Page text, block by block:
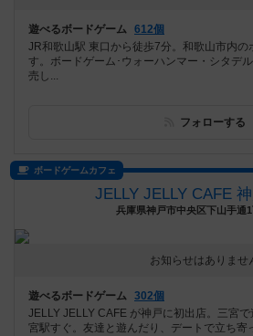
遊べるボードゲーム 612個
JR和歌山駅 東口から徒歩7分。和歌山市内の
す。ボードゲーム･ウォーハンマー・シタデ
売し...
フォローする
ボードゲームカフェ
JELLY JELLY CAFE
兵庫県神戸市中央区下山手通
お知らせはありませ
遊べるボードゲーム 302個
JELLY JELLY CAFE が神戸に初出店。三宮
宮駅すぐ。友達と遊んだり、デートで立ち寄